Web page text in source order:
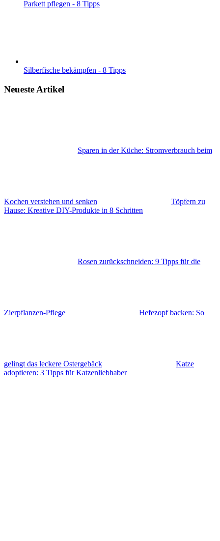
Parkett pflegen - 8 Tipps
Silberfische bekämpfen - 8 Tipps
Neueste Artikel
Sparen in der Küche: Stromverbrauch beim
Kochen verstehen und senken
Töpfern zu
Hause: Kreative DIY-Produkte in 8 Schritten
Rosen zurückschneiden: 9 Tipps für die
Zierpflanzen-Pflege Hefezopf backen: So
gelingt das leckere Ostergebäck
Katze
adoptieren: 3 Tipps für Katzenliebhaber